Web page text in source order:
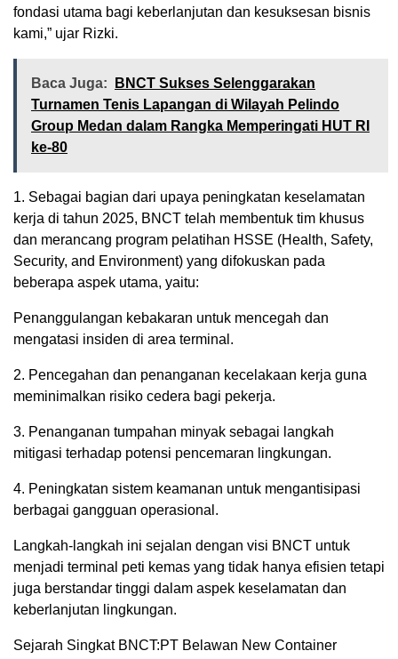
fondasi utama bagi keberlanjutan dan kesuksesan bisnis
kami,” ujar Rizki.
Baca Juga:
BNCT Sukses Selenggarakan
Turnamen Tenis Lapangan di Wilayah Pelindo
Group Medan dalam Rangka Memperingati HUT RI
ke-80
1. Sebagai bagian dari upaya peningkatan keselamatan
kerja di tahun 2025, BNCT telah membentuk tim khusus
dan merancang program pelatihan HSSE (Health, Safety,
Security, and Environment) yang difokuskan pada
beberapa aspek utama, yaitu:
Penanggulangan kebakaran untuk mencegah dan
mengatasi insiden di area terminal.
2. Pencegahan dan penanganan kecelakaan kerja guna
meminimalkan risiko cedera bagi pekerja.
3. Penanganan tumpahan minyak sebagai langkah
mitigasi terhadap potensi pencemaran lingkungan.
4. Peningkatan sistem keamanan untuk mengantisipasi
berbagai gangguan operasional.
Langkah-langkah ini sejalan dengan visi BNCT untuk
menjadi terminal peti kemas yang tidak hanya efisien tetapi
juga berstandar tinggi dalam aspek keselamatan dan
keberlanjutan lingkungan.
Sejarah Singkat BNCT:PT Belawan New Container